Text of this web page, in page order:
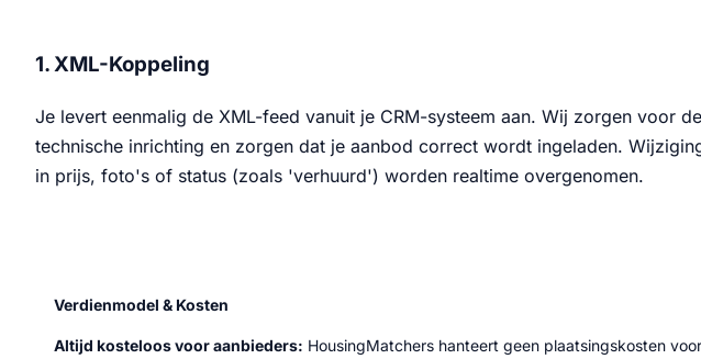
1. XML-Koppeling
Je levert eenmalig de XML-feed vanuit je CRM-systeem aan. Wij zorgen voor de
technische inrichting en zorgen dat je aanbod correct wordt ingeladen.
in prijs, foto's of status (zoals 'verhuurd') worden realtime overgenomen.
Verdienmodel & Kosten
Altijd kosteloos voor aanbieders: HousingMatchers hanteert geen plaatsingskosten